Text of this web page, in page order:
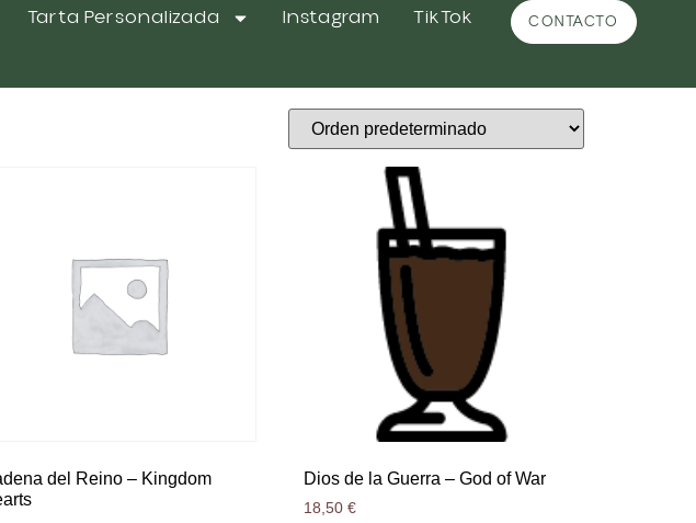
Tarta Personalizada Instagram
TikTok
CONTACTO
del Reino – Kingdom
Dios de la Guerra – God of War
18,50€